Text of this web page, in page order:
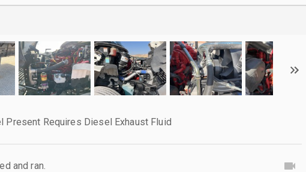
Present Requires Diesel Exhaust Fluid
and ran.